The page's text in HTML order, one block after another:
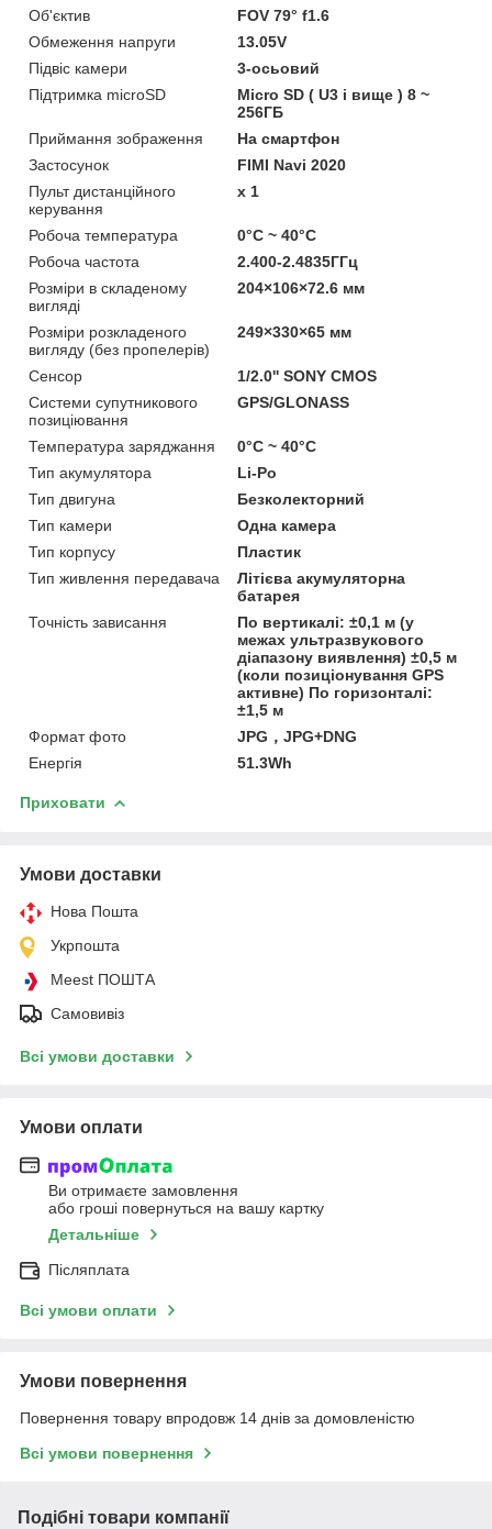
Об'єктив
FOV 79° f1.6
Обмеження напруги
13.05V
Підвіс камери
3-осьовий
Підтримка microSD
Micro SD ( U3 і вище ) 8 ~
256ГБ
Приймання зображення
На смартфон
Застосунок
FIMI Navi 2020
Пульт дистанційного
керування
x 1
Робоча температура
0°C ~ 40°C
Робоча частота
2.400-2.4835ГГц
Розміри в складеному
вигляді
204×106×72.6 мм
Розміри розкладеного
вигляду (без пропелерів)
249×330×65 мм
Сенсор
1/2.0'' SONY CMOS
Системи супутникового
позиціювання
GPS/GLONASS
Температура заряджання
0°C ~ 40°C
Тип акумулятора
Li-Po
Тип двигуна
Безколекторний
Тип камери
Одна камера
Тип корпусу
Пластик
Тип живлення передавача
Літієва акумуляторна
батарея
Точність зависання
По вертикалі: ±0,1 м (у
межах ультразвукового
діапазону виявлення) ±0,5 м
(коли позиціонування GPS
активне) По горизонталі:
±1,5 м
Формат фото
JPG，JPG+DNG
Енергія
51.3Wh
Приховати
Умови доставки
Нова Пошта
Укрпошта
Meest ПОШТА
Самовивіз
Всі умови доставки
Умови оплати
Ви отримаєте замовлення
або гроші повернуться на вашу картку
Детальніше
Післяплата
Всі умови оплати
Умови повернення
Повернення товару впродовж 14 днів за домовленістю
Всі умови повернення
Подібні товари компанії